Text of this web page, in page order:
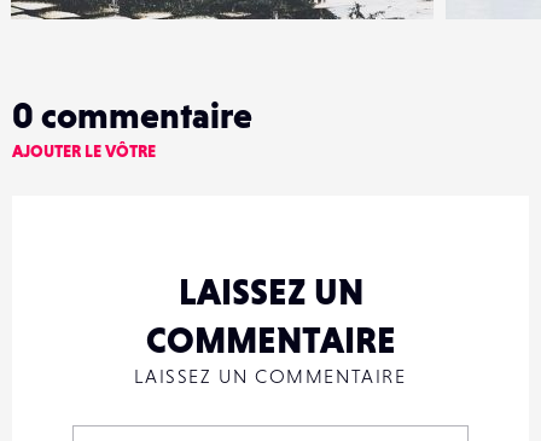
0 commentaire
AJOUTER LE VÔTRE
LAISSEZ UN
COMMENTAIRE
LAISSEZ UN COMMENTAIRE